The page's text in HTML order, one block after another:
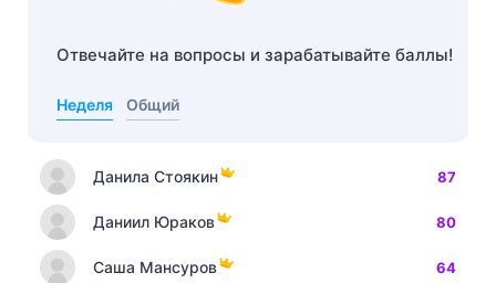
Отвечайте на вопросы и зарабатывайте баллы!
Неделя Общий
Данила Стоякин 87
Даниил Юраков 80
Саша Мансуров 64